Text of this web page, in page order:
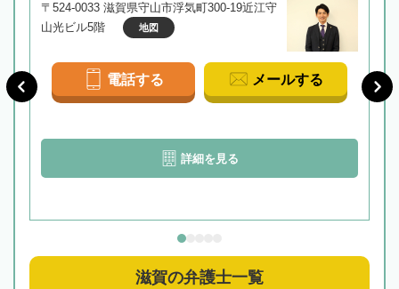
〒524-0033 滋賀県守山市浮気町300-19近江守
山光ビル5階
地図
電話する メールする
詳細を見る
滋賀の弁護士一覧